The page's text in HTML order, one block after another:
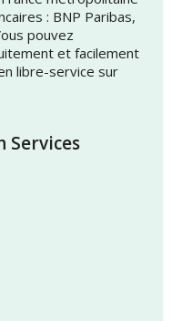
: BNP Paribas,
pouvez
et facilement
libre-service sur
Services